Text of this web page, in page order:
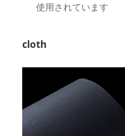
使用されています
cloth